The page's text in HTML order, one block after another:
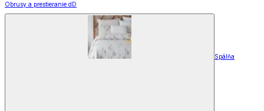
Obrusy a prestieranie dD
Spálňa